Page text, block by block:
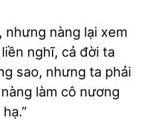
nhưng nàng lại xem
nghĩ, cả
ta
sao, nhưng ta phải
làm cô nương